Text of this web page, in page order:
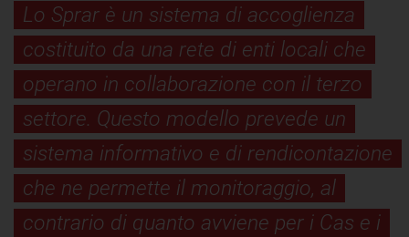
Lo Sprar è un sistema di accoglienza
costituito da una rete di enti locali che
operano in collaborazione con il terzo
settore. Questo modello prevede un
sistema informativo e di rendicontazione
che ne permette il monitoraggio, al
contrario di quanto avviene per i Cas e i